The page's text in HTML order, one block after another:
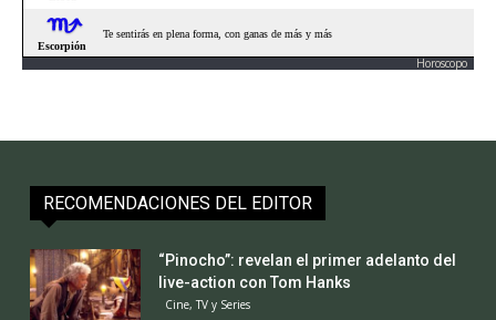
Horoscopo
RECOMENDACIONES DEL EDITOR
“Pinocho”: revelan el primer adelanto del
live-action con Tom Hanks
Cine, TV y Series